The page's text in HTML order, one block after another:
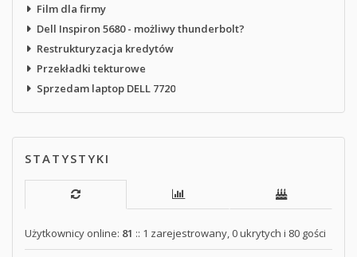
Film dla firmy
Dell Inspiron 5680 - możliwy thunderbolt?
Restrukturyzacja kredytów
Przekładki tekturowe
Sprzedam laptop DELL 7720
STATYSTYKI
Użytkownicy online: 81 :: 1 zarejestrowany, 0 ukrytych i 80 gości